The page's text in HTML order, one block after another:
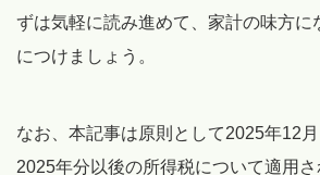
ずは気軽に読み進めて、家計の味方に
につけましょう。
なお、本記事は原則として2025年12月
2025年分以後の所得税について適用